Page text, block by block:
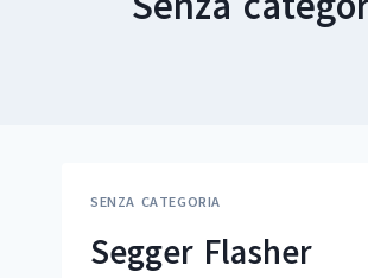
SENZA CATEGORIA
Segger Flasher